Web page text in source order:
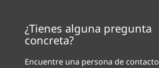
¿Tienes alguna pregunta
concreta?
Encuentre una persona de contacto